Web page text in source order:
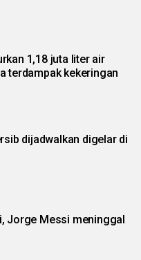
1,18 juta liter air
terdampak kekeringan
dijadwalkan digelar di
Jorge Messi meninggal